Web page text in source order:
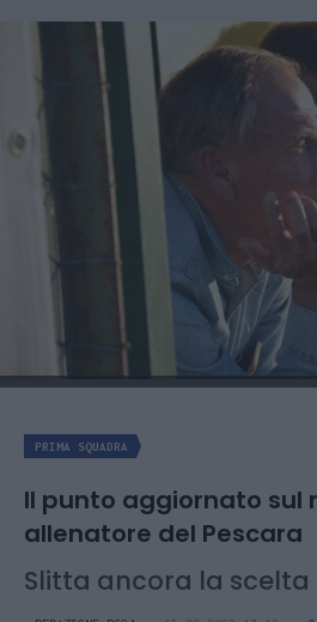
PRIMA SQUADRA
Il punto aggiornato sul
allenatore del Pescara
Slitta ancora la scelta